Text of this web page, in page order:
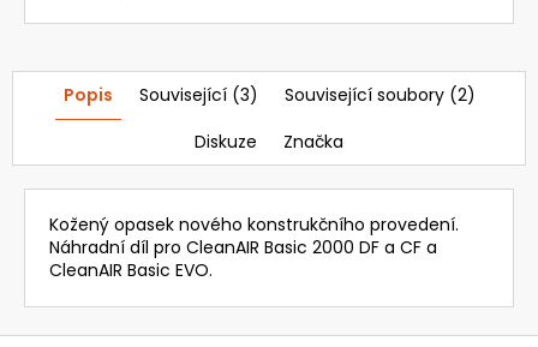
Popis Související (3)
Související soubory (2)
Diskuze
Značka
Kožený opasek nového konstrukčního provedení.
Náhradní díl pro CleanAIR Basic 2000 DF a CF a
CleanAIR Basic EVO.
SLUCHÁTKY
821,69
Původně:
365,84